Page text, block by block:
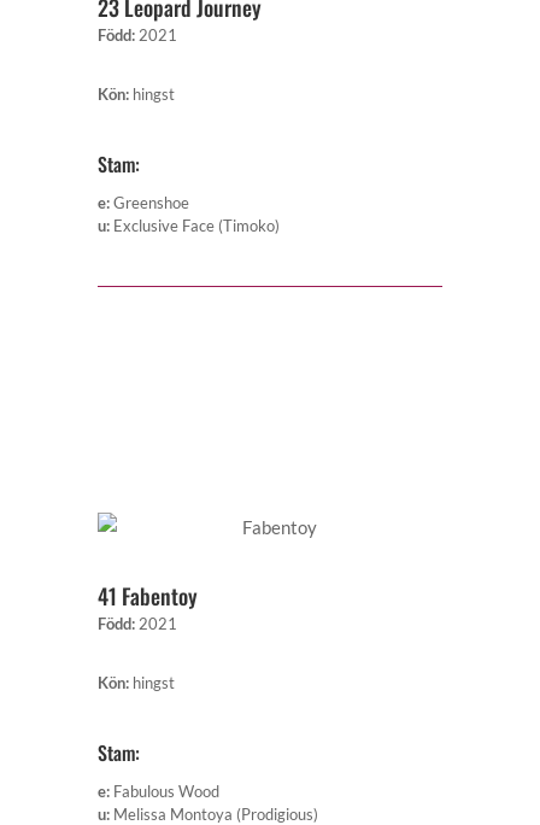
23 Leopard Journey
Född: 2021
Kön: hingst
Stam:
e:Greenshoe
u: Exclusive Face (Timoko)
41 Fabentoy
Född: 2021
Kön: hingst
Stam:
e: Fabulous Wood
u: Melissa Montoya (Prodigious)